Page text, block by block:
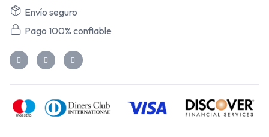
Envío seguro
Pago 100% confiable